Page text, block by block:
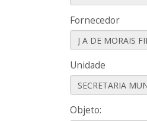
Fornecedor
Unidade
Objeto: